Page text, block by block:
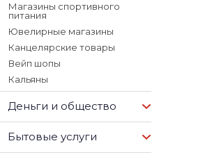
Магазины спортивного
питания
Ювелирные магазины
Канцелярские товары
Вейп шопы
Кальяны
Деньги и общество
Бытовые услуги